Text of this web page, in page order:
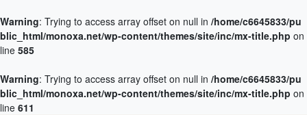
Warning: Trying to access array offset on null in /home/c6645833/pu
blic_html/monoxa.net/wp-content/themes/site/inc/mx-title.php on
line 585
Warning: Trying to access array offset on null in /home/c6645833/pu
blic_html/monoxa.net/wp-content/themes/site/inc/mx-title.php on
line 611